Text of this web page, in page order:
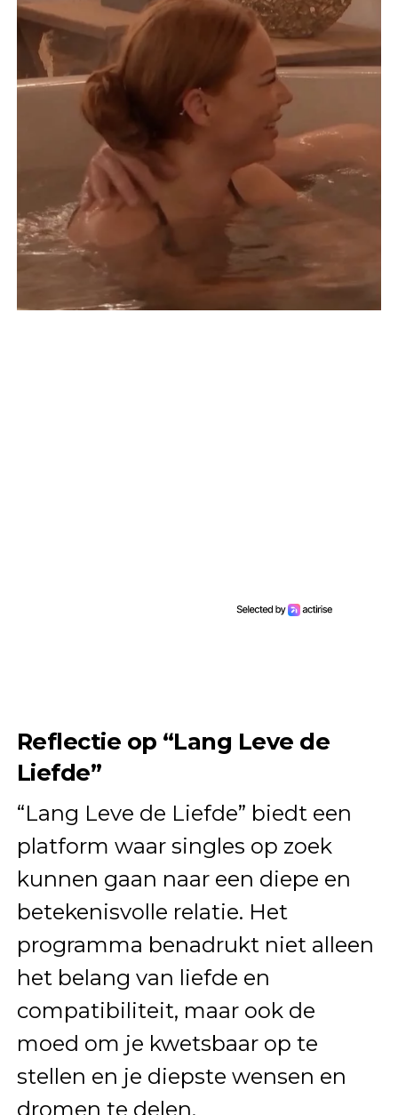
Reflectie op “Lang Leve de
Liefde”
“Lang Leve de Liefde” biedt een
platform waar singles op zoek
kunnen gaan naar een diepe en
betekenisvolle relatie. Het
programma benadrukt niet alleen
het belang van liefde en
compatibiliteit, maar ook de
moed om je kwetsbaar op te
stellen en je diepste wensen en
dromen te delen.